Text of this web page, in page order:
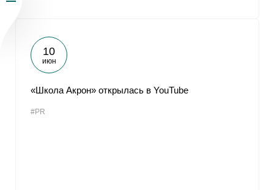
10
июн
«Школа Акрон» открылась в YouTube
#PR